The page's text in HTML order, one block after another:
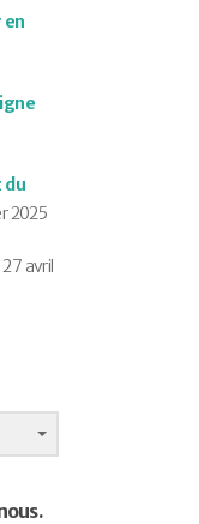
en
du
2025
27 avril